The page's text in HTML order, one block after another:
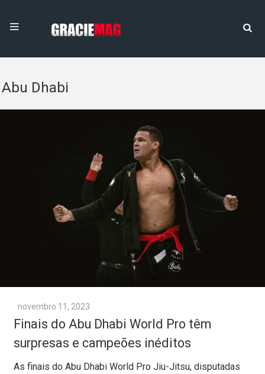
Abu Dhabi
novembro 11, 2023
Finais do Abu Dhabi World Pro têm
surpresas e campeões inéditos
As finais do Abu Dhabi World Pro Jiu-Jitsu, disputadas